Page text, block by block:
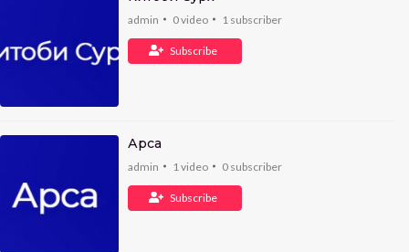
admin 0video 1 subscriber
Subscribe
Арса
admin 1 video 0subscriber
Subscribe